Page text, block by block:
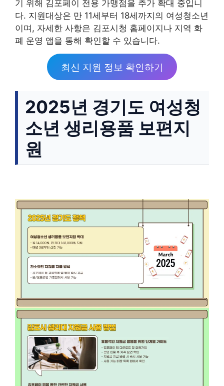
기 위해 김포페이 전용 가맹점을 추가 확대 중입니
다. 지원대상은 만 11세부터 18세까지의 여성청소년
이며, 자세한 사항은 김포시청 홈페이지나 지역 화
폐 운영 앱을 통해 확인할 수 있습니다.
최신 지원 정보 확인하기
2025년 경기도 여성청
소년 생리용품 보편지
원